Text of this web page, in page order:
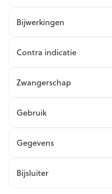
Bijwerkingen
Contra indicatie
Zwangerschap
Gebruik
Gegevens
Bijsluiter